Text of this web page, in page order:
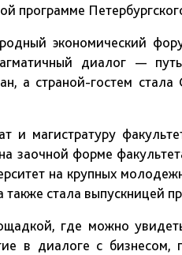
программе
экономический
диалог —
а страной-гостем
и магистратуру
заочной форме
на крупных
стала выпускницей
где можно
в диалоге с бизнесом,